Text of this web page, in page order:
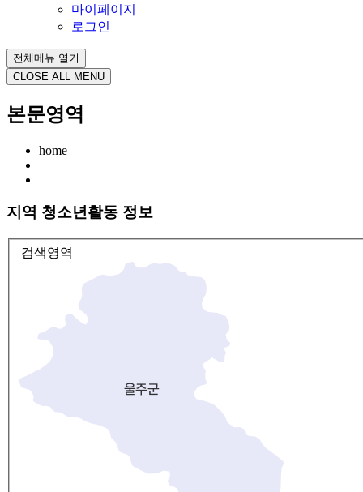
마이페이지
로그인
전체메뉴 열기
CLOSE ALL MENU
본문영역
home
지역 청소년활동 정보
검색영역